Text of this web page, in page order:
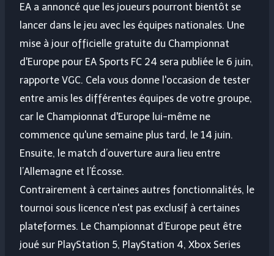
EA a annoncé que les joueurs pourront bientôt se
lancer dans le jeu avec les équipes nationales. Une
mise à jour officielle gratuite du Championnat
d'Europe pour EA Sports FC 24 sera publiée le 6 juin,
rapporte VGC. Cela vous donne l'occasion de tester
entre amis les différentes équipes de votre groupe,
car le Championnat d'Europe lui-même ne
commence qu'une semaine plus tard, le 14 juin.
Ensuite, le match d’ouverture aura lieu entre
l’Allemagne et l’Écosse.
Contrairement à certaines autres fonctionnalités, le
tournoi sous licence n'est pas exclusif à certaines
plateformes. Le Championnat d’Europe peut être
joué sur PlayStation 5, PlayStation 4, Xbox Series